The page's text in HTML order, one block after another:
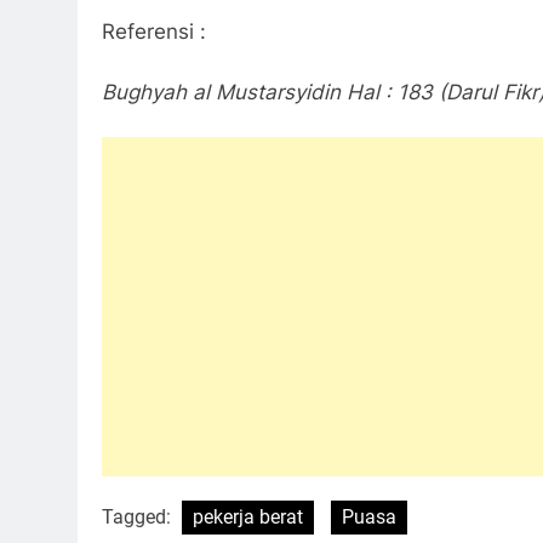
Referensi :
Bughyah al Mustarsyidin Hal : 183 (Darul
Tagged: pekerja berat Puasa